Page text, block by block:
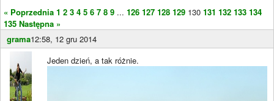
« Poprzednia 1 2 3 4 5 6 7 8 9 ... 126 127 128 129 130 131 132 133 134
135 Następna »
grama12:58, 12 gru 2014
Jeden dzień, a tak różnie.